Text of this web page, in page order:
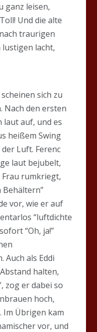
ganz leisen,
Und die alte
traurigen
lustigen lacht,
scheinen sich zu
Nach den ersten
laut auf, und es
heißem Swing
Luft. Ferenc
laut bejubelt,
Frau rumkriegt,
vor, wie er auf
“luftdichte
“Oh, ja!”
Auch als Eddi
halten,
zog er dabei so
hoch,
Im Übrigen kam
vor, und